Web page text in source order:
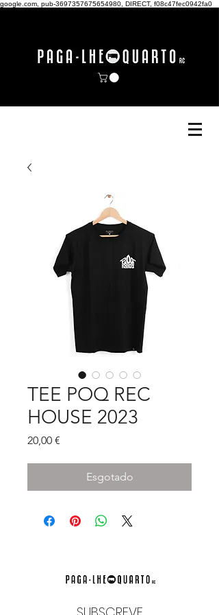
google.com, pub-3697357675654980, DIRECT, f08c47fec0942fa0
TEE POQ REC
HOUSE 2023
20,00 €
Esgotado